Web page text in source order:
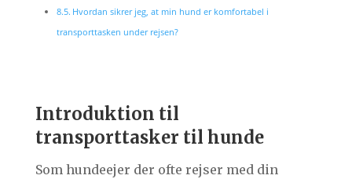
Hvordan sikrer jeg, at min hund er komfortabel i
transporttasken under rejsen?
Introduktion til
transporttasker til hunde
Som hundeejer der ofte rejser med din